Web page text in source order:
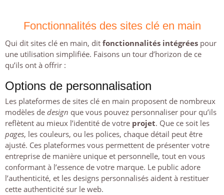
Fonctionnalités des sites clé en main
Qui dit sites clé en main, dit fonctionnalités intégrées pour
une utilisation simplifiée. Faisons un tour d’horizon de ce
qu’ils ont à offrir :
Options de personnalisation
Les plateformes de sites clé en main proposent de nombreux
modèles de design que vous pouvez personnaliser pour qu’ils
reflètent au mieux l’identité de votre projet. Que ce soit les
pages, les couleurs, ou les polices, chaque détail peut être
ajusté. Ces plateformes vous permettent de présenter votre
entreprise de manière unique et personnelle, tout en vous
conformant à l’essence de votre marque. Le public adore
l’authenticité, et les designs personnalisés aident à restituer
cette authenticité sur le web.